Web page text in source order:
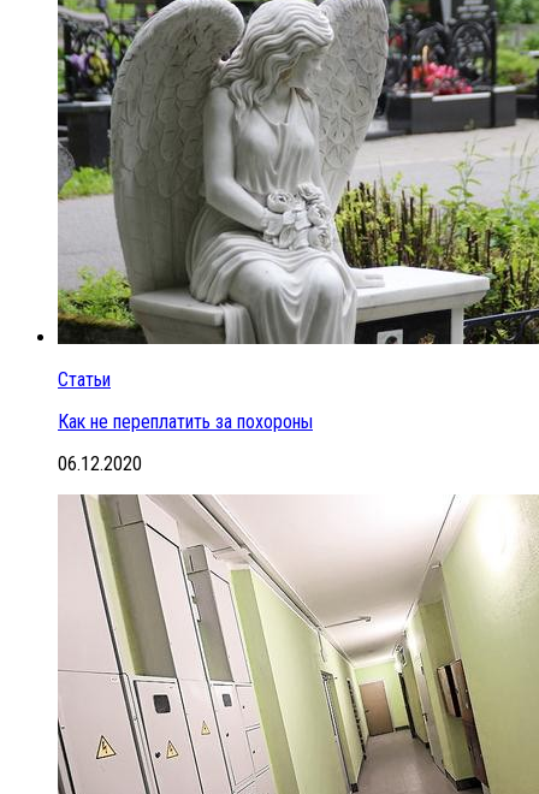
Статьи
Как не переплатить за похороны
06.12.2020